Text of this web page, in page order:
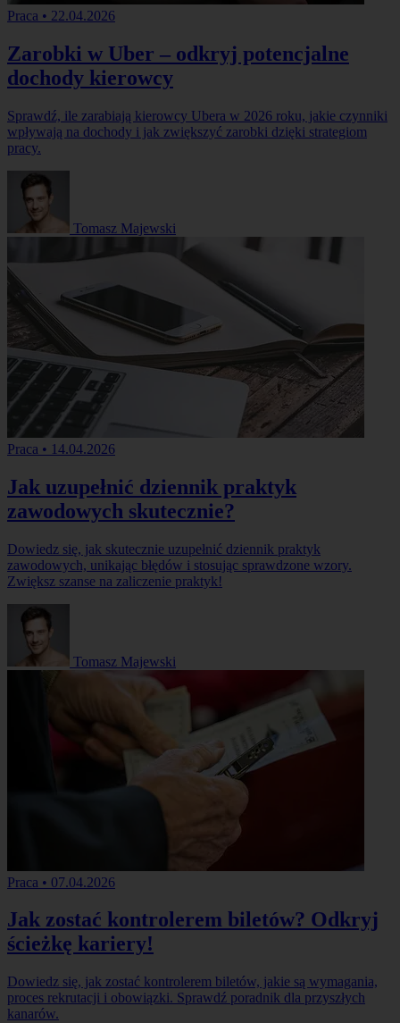
Praca • 22.04.2026
Zarobki w Uber – odkryj potencjalne
dochody kierowcy
Sprawdź, ile zarabiają kierowcy Ubera w 2026 roku, jakie czynniki
wpływają na dochody i jak zwiększyć zarobki dzięki strategiom
pracy.
Tomasz Majewski
Praca • 14.04.2026
Jak uzupełnić dziennik praktyk
zawodowych skutecznie?
Dowiedz się, jak skutecznie uzupełnić dziennik praktyk
zawodowych, unikając błędów i stosując sprawdzone wzory.
Zwiększ szanse na zaliczenie praktyk!
Tomasz Majewski
Praca • 07.04.2026
Jak zostać kontrolerem biletów? Odkryj
ścieżkę kariery!
Dowiedz się, jak zostać kontrolerem biletów, jakie są wymagania,
proces rekrutacji i obowiązki. Sprawdź poradnik dla przyszłych
kanarów.